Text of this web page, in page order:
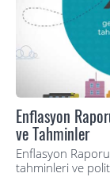
Enflasyon
ve Tahminler
Enflasyon
tahminleri ve